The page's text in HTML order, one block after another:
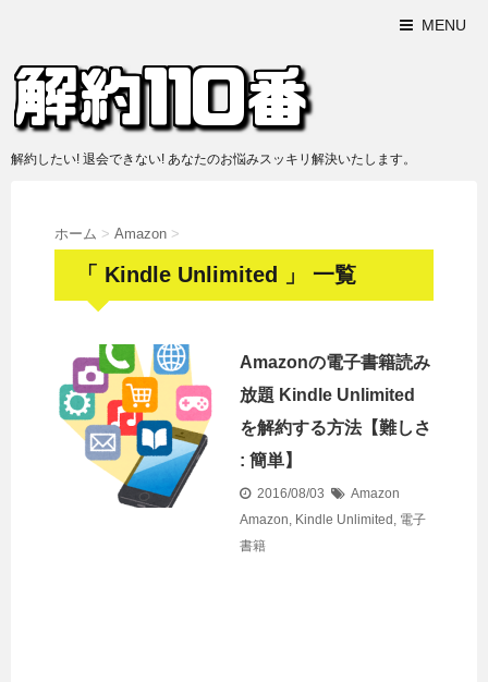
MENU
解約したい! 退会できない! あなたのお悩みスッキリ解決いたします。
ホーム > Amazon >
「 Kindle Unlimited 」 一覧
Amazonの電子書籍読み
放題 Kindle Unlimited
を解約する方法【難しさ
: 簡単】
2016/08/03
Amazon
Amazon, Kindle Unlimited , 電子
書籍